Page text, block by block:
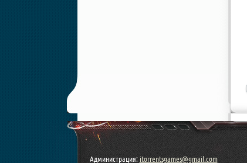
Администрация:itorrentsgames@gmail.com